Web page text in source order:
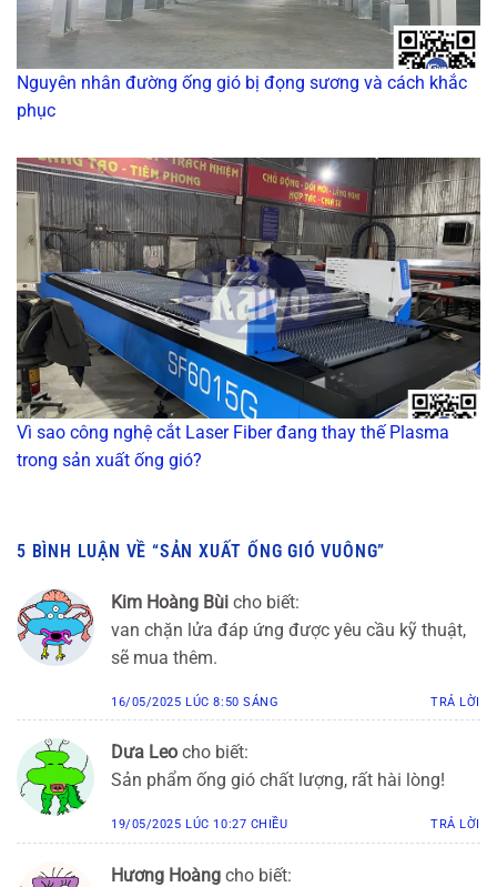
Nguyên nhân đường ống gió bị đọng sương và cách khắc
phục
Vì sao công nghệ cắt Laser Fiber đang thay thế Plasma
trong sản xuất ống gió?
5 BÌNH LUẬN VỀ “SẢN XUẤT ỐNG GIÓ VUÔNG”
Kim Hoàng Bùi cho biết:
van chặn lửa đáp ứng được yêu cầu kỹ thuật,
sẽ mua thêm.
16/05/2025 LÚC 8:50 SÁNG TRẢ LỜI
Dưa Leo cho biết:
Sản phẩm ống gió chất lượng, rất hài lòng!
19/05/2025 LÚC 10:27 CHIỀU TRẢ LỜI
Hương Hoàng cho biết: